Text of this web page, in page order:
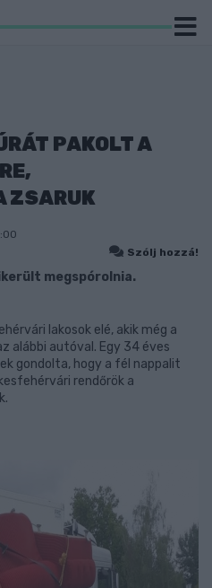
PAKOLT A
ZSARUK
Szólj hozzá!
megspórolnia.
lakosok elé, akik még a
alábbi autóval. Egy 34 éves
gondolta, hogy a fél nappalit
rendőrök a